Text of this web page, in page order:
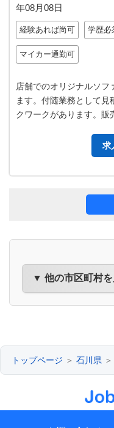
年08月08日
経験あれば尚可 学歴必
マイカー通勤可
店舗でのオリジナルソフ
ます。付随業務として
クワークがあります。販
求
▼ 他の市区町村を
トップページ ＞ 石川県